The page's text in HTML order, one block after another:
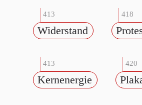
413
Widerstand
418
413
Kernenergie
420